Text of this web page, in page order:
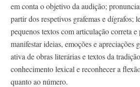
em conta o objetivo da audição;
partir dos respetivos grafemas e dígrafos;
pequenos textos com articulação correta e
manifestar ideias, emoções e apreciações
ativa de obras literárias e textos da
conhecimento lexical e reconhecer a
quanto ao número.